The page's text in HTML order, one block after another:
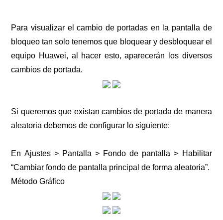
Para visualizar el cambio de portadas en la pantalla de
bloqueo tan solo tenemos que bloquear y desbloquear el
equipo Huawei, al hacer esto, aparecerán los diversos
cambios de portada.
Si queremos que existan cambios de portada de manera
aleatoria debemos de configurar lo siguiente:
En Ajustes > Pantalla > Fondo de pantalla > Habilitar
“Cambiar fondo de pantalla principal de forma aleatoria”.
Método Gráfico